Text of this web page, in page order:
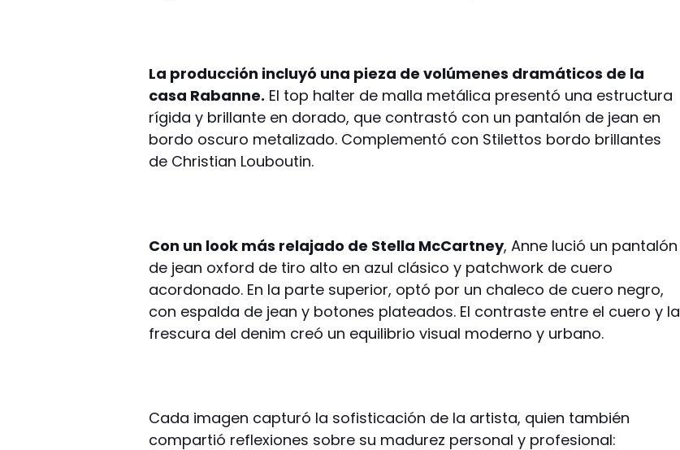
La producción incluyó una pieza de volúmenes dramáticos de la
casa Rabanne. El top halter de malla metálica presentó una estructura
rígida y brillante en dorado, que contrastó con un pantalón de jean en
bordo oscuro metalizado. Complementó con Stilettos bordo brillantes
de Christian Louboutin.
Con un look más relajado de Stella McCartney, Anne lució un pantalón
de jean oxford de tiro alto en azul clásico y patchwork de cuero
acordonado. En la parte superior, optó por un chaleco de cuero negro,
con espalda de jean y botones plateados. El contraste entre el cuero y la
frescura del denim creó un equilibrio visual moderno y urbano.
Cada imagen capturó la sofisticación de la artista, quien también
compartió reflexiones sobre su madurez personal y profesional: